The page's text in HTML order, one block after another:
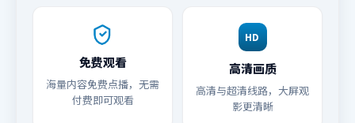
免费观看
海量内容免费点播，无需
付费即可观看
HD
高清画质
高清与超清线路，大屏观
影更清晰